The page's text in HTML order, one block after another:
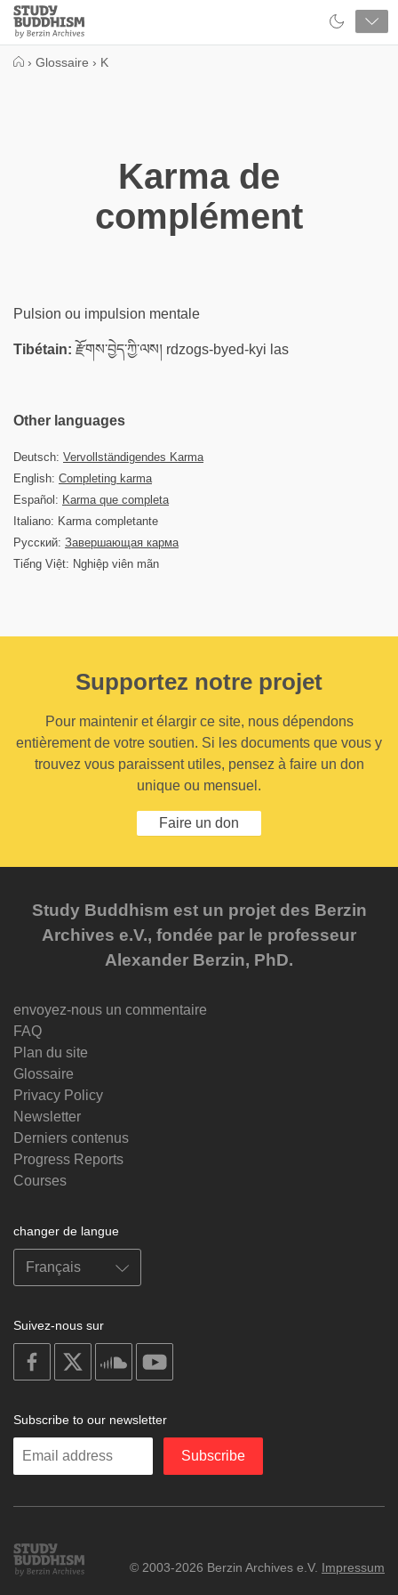
Close
Study
Buddhism
› Glossaire › K
Karma de
complément
Pulsion ou impulsion mentale
Tibétain: རྫོགས་བྱེད་ཀྱི་ལས། rdzogs-byed-kyi las
Other languages
Deutsch: Vervollständigendes Karma
English: Completing karma
Español: Karma que completa
Italiano: Karma completante
Русский: Завершающая карма
Tiếng Việt: Nghiệp viên mãn
Supportez notre projet
Pour maintenir et élargir ce site, nous dépendons
entièrement de votre soutien. Si les documents que vous y
trouvez vous paraissent utiles, pensez à faire un don
unique ou mensuel.
Faire un don
Study Buddhism est un projet des Berzin
Archives e.V., fondée par le professeur
Alexander Berzin, PhD.
envoyez-nous un commentaire
FAQ
Plan du site
Glossaire
Privacy Policy
Newsletter
Derniers contenus
Progress Reports
Courses
changer de langue
Suivez-nous sur
on
facebook
soundcloud
Subscribe to our newsletter
Enter
Subscribe
Study
Buddhism
© 2003-2026 Berzin Archives e.V. Impressum